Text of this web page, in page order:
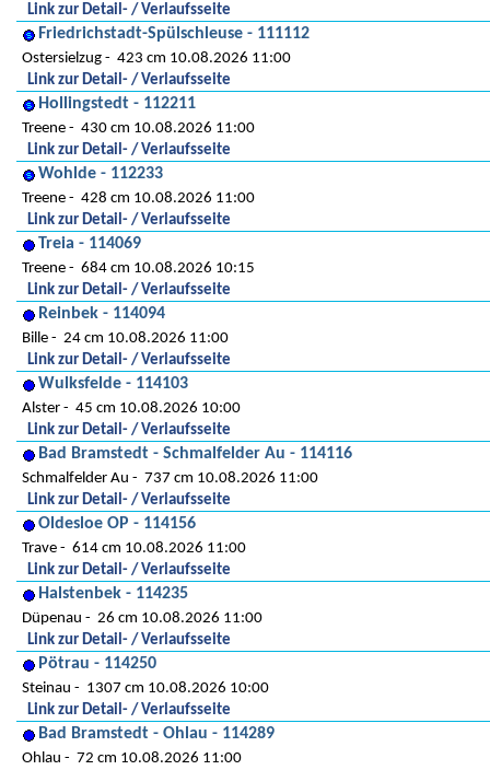
Link zur Detail- / Verlaufsseite
Friedrichstadt-Spülschleuse - 111112
Ostersielzug
423 cm 10.08.2026 11:00
Link zur Detail- / Verlaufsseite
Hollingstedt - 112211
Treene
430 cm 10.08.2026 11:00
Link zur Detail- / Verlaufsseite
Wohlde - 112233
Treene
428 cm 10.08.2026 11:00
Link zur Detail- / Verlaufsseite
Treia - 114069
Treene
684 cm 10.08.2026 10:15
Link zur Detail- / Verlaufsseite
Reinbek - 114094
Bille
24 cm 10.08.2026 11:00
Link zur Detail- / Verlaufsseite
Wulksfelde - 114103
Alster
45 cm 10.08.2026 10:00
Link zur Detail- / Verlaufsseite
Bad Bramstedt - Schmalfelder Au - 114116
Schmalfelder Au
737 cm 10.08.2026 11:00
Link zur Detail- / Verlaufsseite
Oldesloe OP - 114156
Trave
614 cm 10.08.2026 11:00
Link zur Detail- / Verlaufsseite
Halstenbek - 114235
Düpenau
26 cm 10.08.2026 11:00
Link zur Detail- / Verlaufsseite
Pötrau - 114250
Steinau
1307 cm 10.08.2026 10:00
Link zur Detail- / Verlaufsseite
Bad Bramstedt - Ohlau - 114289
Ohlau
72 cm 10.08.2026 11:00